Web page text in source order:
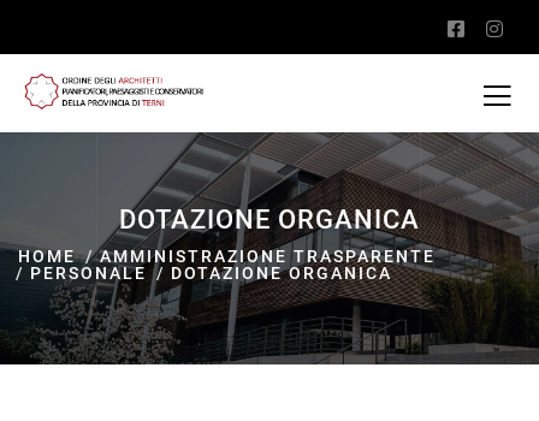
DOTAZIONE ORGANICA
HOME
AMMINISTRAZIONE TRASPARENTE
PERSONALE
DOTAZIONE ORGANICA